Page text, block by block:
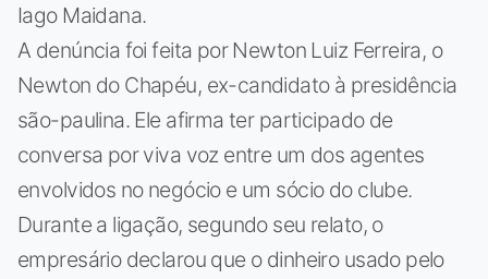
Iago Maidana.
A denúncia foi feita por Newton Luiz Ferreira, o
Newton do Chapéu, ex-candidato à presidência
são-paulina. Ele afirma ter participado de
conversa por viva voz entre um dos agentes
envolvidos no negócio e um sócio do clube.
Durante a ligação, segundo seu relato, o
empresário declarou que o dinheiro usado pelo